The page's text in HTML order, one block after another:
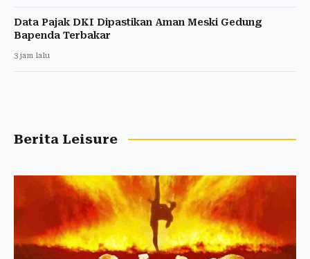
Data Pajak DKI Dipastikan Aman Meski Gedung
Bapenda Terbakar
3 jam lalu
Berita Leisure